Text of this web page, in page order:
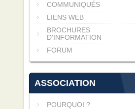
COMMUNIQUÉS
LIENS WEB
BROCHURES
D'INFORMATION
FORUM
ASSOCIATION
POURQUOI ?